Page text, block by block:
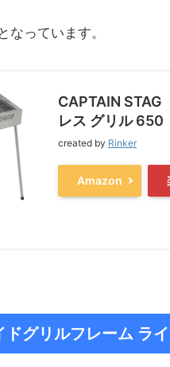
なっています。
CAPTAIN STAG
レス グリル 650
created by Rinker
Amazon
ドグリルフレーム ラ